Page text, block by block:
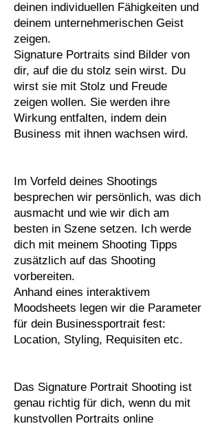
deinen individuellen Fähigkeiten und
deinem unternehmerischen Geist
zeigen.
Signature Portraits sind Bilder von
dir, auf die du stolz sein wirst. Du
wirst sie mit Stolz und Freude
zeigen wollen. Sie werden ihre
Wirkung entfalten, indem dein
Business mit ihnen wachsen wird.
Im Vorfeld deines Shootings
besprechen wir persönlich, was dich
ausmacht und wie wir dich am
besten in Szene setzen. Ich werde
dich mit meinem Shooting Tipps
zusätzlich auf das Shooting
vorbereiten.
Anhand eines interaktivem
Moodsheets legen wir die Parameter
für dein Businessportrait fest:
Location, Styling, Requisiten etc.
Das Signature Portrait Shooting ist
genau richtig für dich, wenn du mit
kunstvollen Portraits online